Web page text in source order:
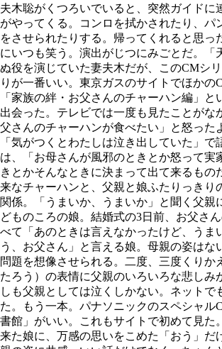
夫木聡がくつろいでいると、突然ガイドに
がやってくる。コンロを拭かされたり、パ
をさせられたりする。帰ってくれると思っ
にいつも笑う。演出がじつにみごとだ。「
ぬ役を演じていた妻夫木だが、このCMシ
りが一番いい。東京ガスのサイトでほかの
「家族の絆・お父さんのチャーハン編」と
出会った。テレビでは一度も見たことがな
父さんのチャーハンが食べたい」と怒った
「気がつくとわたしは泣き出していた」で
は、「お母さんが風邪のときとか怒って実
きとかそんなときに決まって出て来るもの
来なチャーハンと、父親と娘ふたりっきり
関係。「うまいか、うまいか」と聞く父親
どものころの娘。結婚式の3日前、お父さ
べて「あのときは言えなかったけど、うま
う、お父さん」と言える娘。母親の姿はな
問題を想像させられる。二度、三度くりか
たろう）の表情に父親のいろいろな悲しみ
しも父親としては泣くしかない。ネットで
た。もう一本。パナソニックのスペシャル
書館」がいい。これもサイトで初めて見た
来た娘に、万感の思いをこめた「おう」だ